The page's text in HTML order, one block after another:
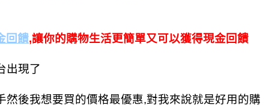
回饋,讓你的購物生活更簡單又可以獲得現金回饋
出現了
後我想要買的價格最優惠,對我來說就是好用的購